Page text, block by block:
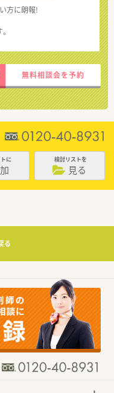
方に朗報!
無料相談会を予約
に 検討リストを
見る
る